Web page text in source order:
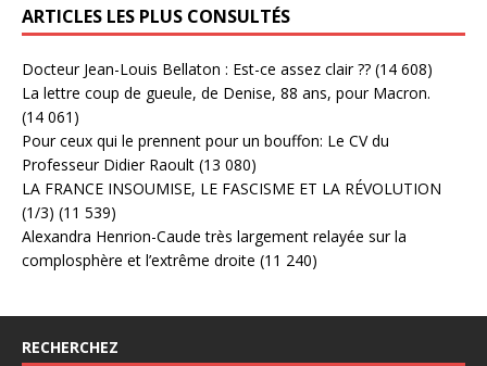
ARTICLES LES PLUS CONSULTÉS
Docteur Jean-Louis Bellaton : Est-ce assez clair ?? (14 608)
La lettre coup de gueule, de Denise, 88 ans, pour Macron.
(14 061)
Pour ceux qui le prennent pour un bouffon: Le CV du
Professeur Didier Raoult (13 080)
LA FRANCE INSOUMISE, LE FASCISME ET LA RÉVOLUTION
(1/3) (11 539)
Alexandra Henrion-Caude très largement relayée sur la
complosphère et l’extrême droite (11 240)
RECHERCHEZ